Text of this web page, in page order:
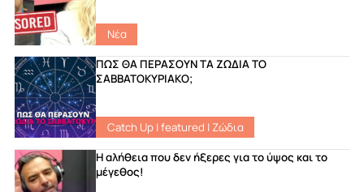
Νέα
ΠΩΣ ΘΑ ΠΕΡΑΣΟΥΝ ΤΑ ΖΩΔΙΑ ΤΟ
ΣΑΒΒΑΤΟΚΥΡΙΑΚΟ;
Catch Up|featured | Ζώδια
Η αλήθεια που δεν ήξερες για το ύψος και το
μέγεθος!